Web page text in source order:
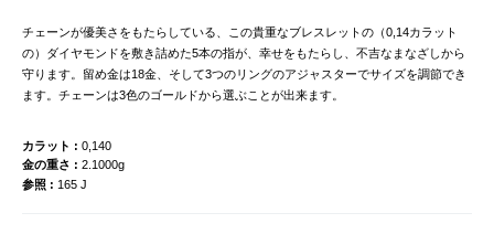
チェーンが優美さをもたらしている、この貴重なブレスレットの（0,14カラット
の）ダイヤモンドを敷き詰めた5本の指が、幸せをもたらし、不吉なまなざしから
守ります。留め金は18金、そして3つのリングのアジャスターでサイズを調節でき
ます。チェーンは3色のゴールドから選ぶことが出来ます。
カラット
0,140
金の重さ
2.1000g
参照
165 J